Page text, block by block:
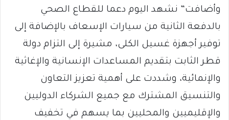
وأضافت” نشهد اليوم دعما للقطاع الصحي
بالدفعة الثانية من سيارات الإسعاف بالإضافة إلى
توفير أجهزة غسيل الكلى، مشيرة إلى التزام دولة
قطر الثابت بتقديم المساعدات الإنسانية والإغاثية
والإنمائية، وشددت على أهمية تعزيز التعاون
والتنسيق المشترك مع جميع الشركاء الدوليين
والإقليميين والمحليين بما يسهم في تخفيف